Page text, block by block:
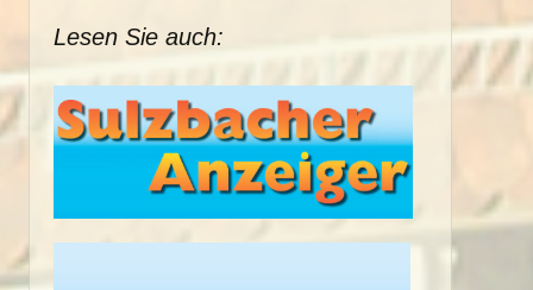
Lesen Sie auch: